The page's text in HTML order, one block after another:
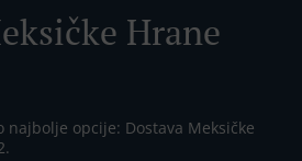
Hrane
najbolje opcije: Dostava Meksičke